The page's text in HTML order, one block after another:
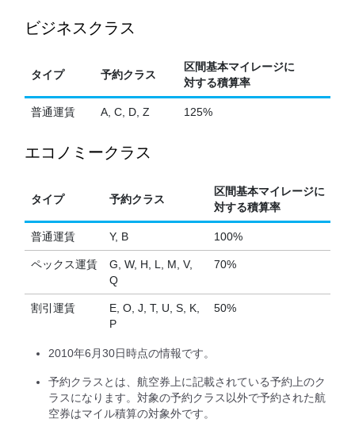
ビジネスクラス
タイプ 予約クラス
区間基本マイレージに
対する積算率
普通運賃 A, C, D, Z 125%
エコノミークラス
タイプ 予約クラス
区間基本マイレージに
対する積算率
普通運賃 Y, B 100%
ペックス運賃
G, W, H, L, M, V,
Q
70%
割引運賃
E, O, J, T, U, S, K,
P
50%
2010年6月30日時点の情報です。
予約クラスとは、航空券上に記載されている予約上のク
ラスになります。対象の予約クラス以外で予約された航
空券はマイル積算の対象外です。